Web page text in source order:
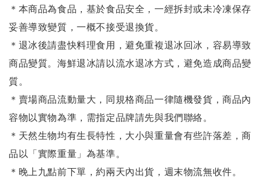
＊本商品為食品，基於食品安全，一經拆封或未冷凍保存
妥善導致變質，一概不接受退換貨。
＊退冰後請盡快料理食用，避免重複退冰回冰，容易導致
商品變質。海鮮退冰請以流水退冰方式，避免造成商品變
質。
＊賣場商品流動量大，同規格商品一律隨機發貨，商品內
容物以實物為準，需指定品牌請先與我們聯絡。
＊天然生物均有生長特性，大小與重量會有些許落差，商
品以「實際重量」為基準。
＊晚上九點前下單，約兩天內出貨，週末物流無收件。